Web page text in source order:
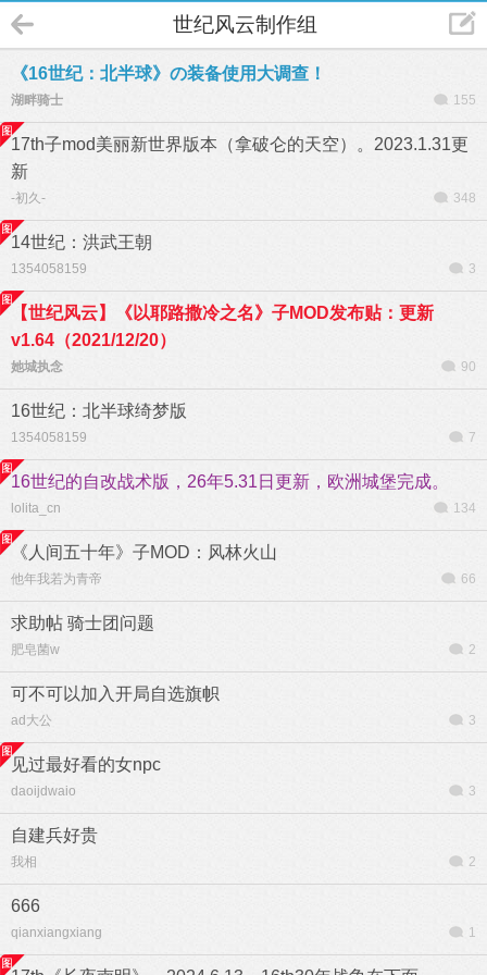
世纪风云制作组
《16世纪：北半球》の装备使用大调查！
湖畔骑士 155
17th子mod美丽新世界版本（拿破仑的天空）。2023.1.31更
新
-初久- 348
14世纪：洪武王朝
1354058159 3
【世纪风云】《以耶路撒冷之名》子MOD发布贴：更新
v1.64（2021/12/20）
她城执念 90
16世纪：北半球绮梦版
1354058159 7
16世纪的自改战术版，26年5.31日更新，欧洲城堡完成。
lolita_cn 134
《人间五十年》子MOD：风林火山
他年我若为青帝 66
求助帖 骑士团问题
肥皂菌w 2
可不可以加入开局自选旗帜
ad大公 3
见过最好看的女npc
daoijdwaio 3
自建兵好贵
我相 2
666
qianxiangxiang 1